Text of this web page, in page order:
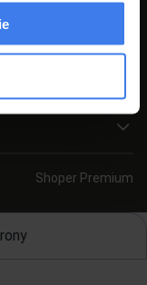
Shoper Premium